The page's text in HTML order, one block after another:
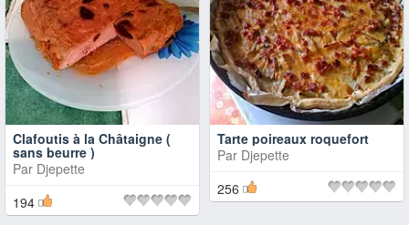
Clafoutis à la Châtaigne (
sans beurre )
Par Djepette
194
Tarte poireaux roquefort
Par Djepette
256